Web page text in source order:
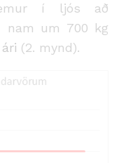
í ljós að
nam um 700 kg
(2. mynd).